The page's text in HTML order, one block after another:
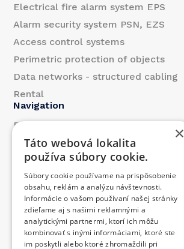
Electrical fire alarm system EPS
Alarm security system PSN, EZS
Access control systems
Perimetric protection of objects
Data networks - structured cabling
Rental
Navigation
References
About us
Blog
Contact
Products
We contributed
Job offer
Contact
×
Táto webová lokalita
používa súbory cookie.
Súbory cookie používame na prispôsobenie
obsahu, reklám a analýzu návštevnosti.
Informácie o vašom používaní našej stránky
zdieľame aj s našimi reklamnými a
analytickými partnermi, ktorí ich môžu
kombinovať s inými informáciami, ktoré ste
im poskytli alebo ktoré zhromaždili pri